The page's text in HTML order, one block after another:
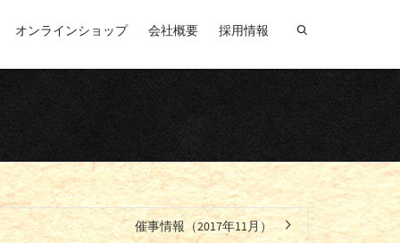
オンラインショップ 会社概要 採用情報
催事情報（2017年11月）